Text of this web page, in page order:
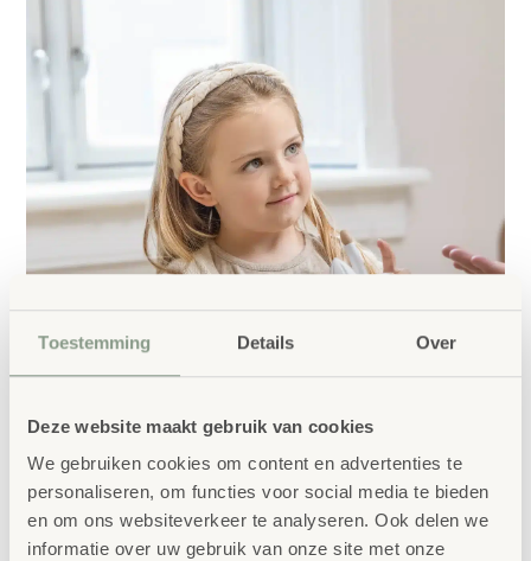
Toestemming Details Over
Deze website maakt gebruik van cookies
We gebruiken cookies om content en advertenties te
personaliseren, om functies voor social media te bieden
en om ons websiteverkeer te analyseren. Ook delen we
informatie over uw gebruik van onze site met onze